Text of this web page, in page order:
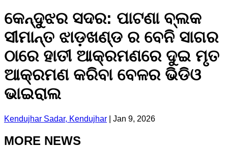
କେନ୍ଦୁଝର ସଦର: ପାଟଣା ବ୍ଲକ
ସୀମାନ୍ତ ଝାଡ଼ଖଣ୍ଡ ର ବେନି ସାଗର
ଠାରେ ହାତୀ ଆକ୍ରମଣରେ ଦୁଇ ମୃତ
ଆକ୍ରମଣ କରିବା ବେଳର ଭିଡିଓ
ଭାଇରାଲ
Kendujhar Sadar, Kendujhar Jan 9, 2026
MORE NEWS